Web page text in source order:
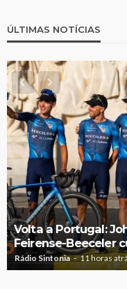
ÚLTIMAS NOTÍCIAS
Volta a Portugal:
Feirense-Beeceler
Rádio Sintonia 11 horas